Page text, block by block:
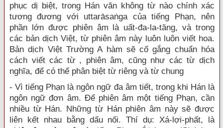
phục dị biệt, trong Hán văn không từ nào chính xác
tương đương với uttarāsaṅga của tiếng Phạn, nên
phần lớn được phiên âm là uất-đa-la-tăng, và trong
các bản dịch Việt, từ phiên âm này luôn luôn viết hoa.
Bản dịch Việt Trường A hàm sẽ cố gắng chuẩn hóa
cách viết các từ , phiên âm, cũng như các từ dịch
nghĩa, để có thể phân biệt từ riêng và từ chung
- Vì tiếng Phạn là ngôn ngữ đa âm tiết, trong khi Hán là
ngôn ngữ đơn âm. Để phiên âm một tiếng Phạn, cần
nhiều từ Hán. Những từ Hán phiên âm này sẽ được
liên kết nhau bằng dấu nối. Thí dụ: Xá-lợi-phất, là